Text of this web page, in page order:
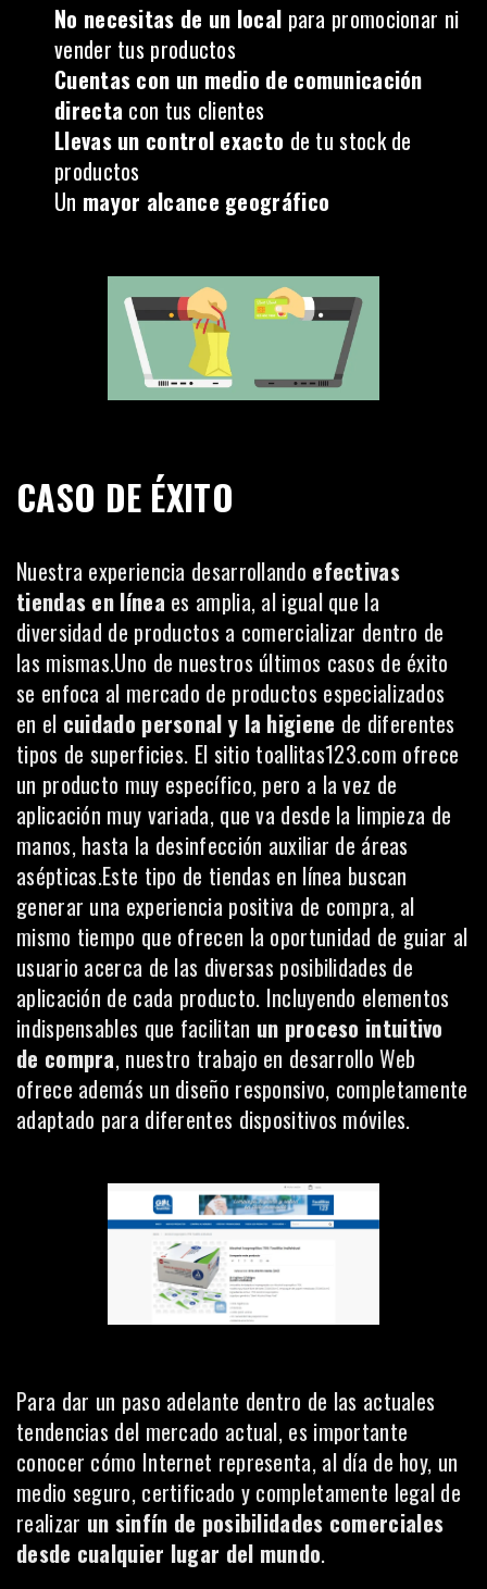
No necesitas de un local para promocionar ni
vender tus productos
Cuentas con un medio de comunicación
directa con tus clientes
Llevas un control exacto de tu stock de
productos
Un mayor alcance geográfico
CASO DE ÉXITO
Nuestra experiencia desarrollando efectivas
tiendas en línea es amplia, al igual que la
diversidad de productos a comercializar dentro de
las mismas.Uno de nuestros últimos casos de éxito
se enfoca al mercado de productos especializados
en el cuidado personal y la higiene de diferentes
tipos de superficies. El sitio toallitas123.com ofrece
un producto muy específico, pero a la vez de
aplicación muy variada, que va desde la limpieza de
manos, hasta la desinfección auxiliar de áreas
asépticas.Este tipo de tiendas en línea buscan
generar una experiencia positiva de compra, al
mismo tiempo que ofrecen la oportunidad de guiar al
usuario acerca de las diversas posibilidades de
aplicación de cada producto. Incluyendo elementos
indispensables que facilitan un proceso intuitivo
de compra, nuestro trabajo en desarrollo Web
ofrece además un diseño responsivo, completamente
adaptado para diferentes dispositivos móviles.
Para dar un paso adelante dentro de las actuales
tendencias del mercado actual, es importante
conocer cómo Internet representa, al día de hoy, un
medio seguro, certificado y completamente legal de
realizar un sinfín de posibilidades comerciales
desde cualquier lugar del mundo.